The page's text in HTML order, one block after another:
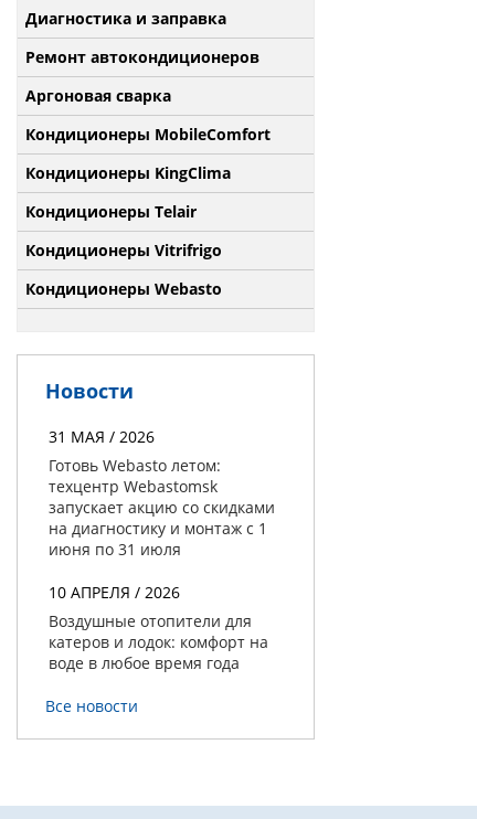
Диагностика и заправка
Ремонт автокондиционеров
Аргоновая сварка
Кондиционеры MobileComfort
Кондиционеры KingClima
Кондиционеры Telair
Кондиционеры Vitrifrigo
Кондиционеры Webasto
Новости
31 МАЯ / 2026
Готовь Webasto летом:
техцентр Webastomsk
запускает акцию со скидками
на диагностику и монтаж с 1
июня по 31 июля
10 АПРЕЛЯ / 2026
Воздушные отопители для
катеров и лодок: комфорт на
воде в любое время года
Все новости